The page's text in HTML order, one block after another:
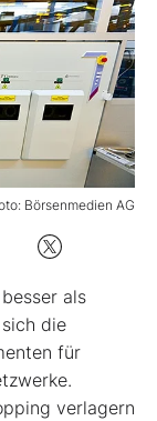
Börsenmedien AG
als
die
für
verlagern